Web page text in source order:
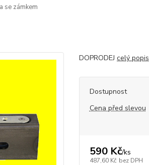
se zámkem
DOPRODEJ celý popis
Dostupnost
Cena před slevou
590 Kč/ks
487,60 Kč bez DPH